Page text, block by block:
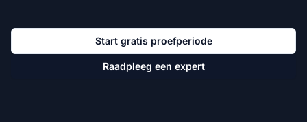
Start gratis proefperiode
Raadpleeg een expert